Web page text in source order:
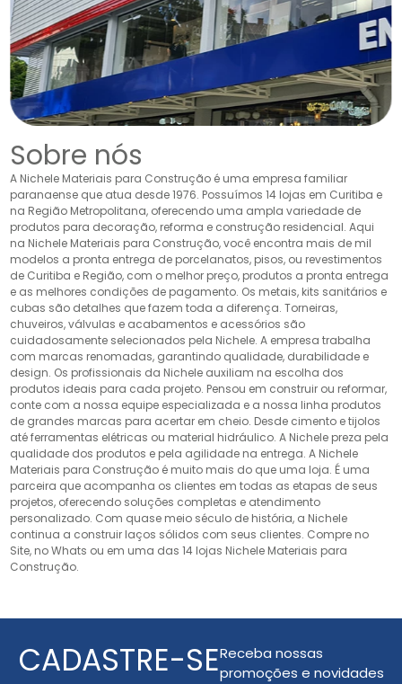
Sobre nós
A Nichele Materiais para Construção é uma empresa familiar
paranaense que atua desde 1976. Possuímos 14 lojas em Curitiba e
na Região Metropolitana, oferecendo uma ampla variedade de
produtos para decoração, reforma e construção residencial. Aqui
na Nichele Materiais para Construção, você encontra mais de mil
modelos a pronta entrega de porcelanatos, pisos, ou revestimentos
de Curitiba e Região, com o melhor preço, produtos a pronta entrega
e as melhores condições de pagamento. Os metais, kits sanitários e
cubas são detalhes que fazem toda a diferença. Torneiras,
chuveiros, válvulas e acabamentos e acessórios são
cuidadosamente selecionados pela Nichele. A empresa trabalha
com marcas renomadas, garantindo qualidade, durabilidade e
design. Os profissionais da Nichele auxiliam na escolha dos
produtos ideais para cada projeto. Pensou em construir ou reformar,
conte com a nossa equipe especializada e a nossa linha produtos
de grandes marcas para acertar em cheio. Desde cimento e tijolos
até ferramentas elétricas ou material hidráulico. A Nichele preza pela
qualidade dos produtos e pela agilidade na entrega. A Nichele
Materiais para Construção é muito mais do que uma loja. É uma
parceira que acompanha os clientes em todas as etapas de seus
projetos, oferecendo soluções completas e atendimento
personalizado. Com quase meio século de história, a Nichele
continua a construir laços sólidos com seus clientes. Compre no
Site, no Whats ou em uma das 14 lojas Nichele Materiais para
Construção.
CADASTRE-SEReceba nossas
promoções e novidades